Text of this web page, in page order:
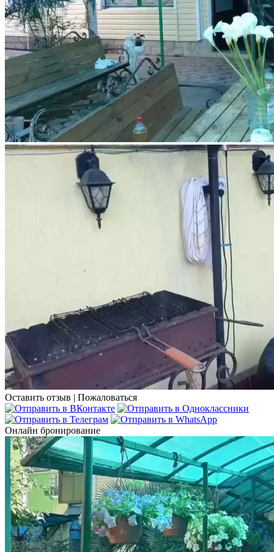
Оставить отзыв | Пожаловаться
Онлайн бронирование